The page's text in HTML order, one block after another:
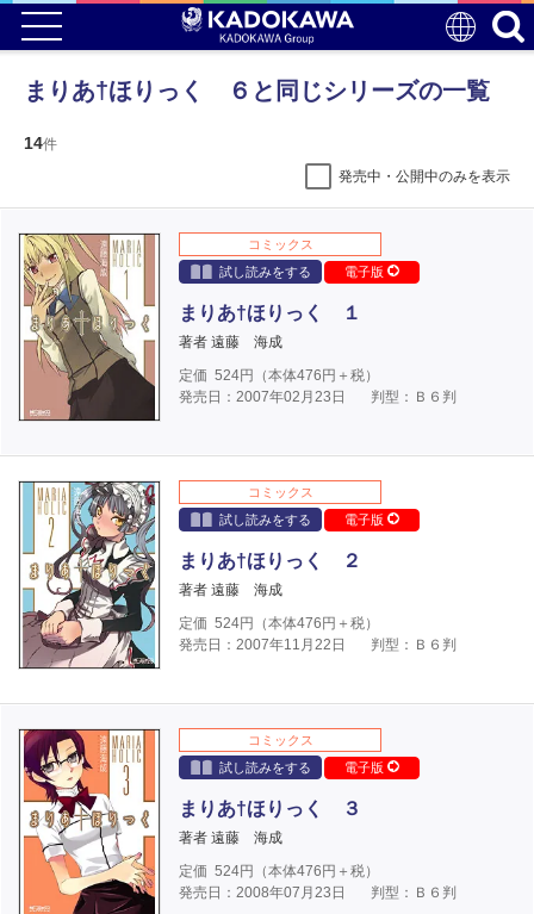
まりあ†ほりっく ６と同じシリーズの一覧
14件
発売中・公開中のみを表示
コミックス
試し読みをする
電子版
まりあ†ほりっく １
著者 遠藤 海成
定価 524円（本体476 円＋税）
発売日：2007年02月23日
判型：Ｂ６判
コミックス
試し読みをする
電子版
まりあ†ほりっく ２
著者 遠藤 海成
定価 524円（本体476 円＋税）
発売日：2007年11月22日
判型：Ｂ６判
コミックス
試し読みをする
電子版
まりあ†ほりっく ３
著者 遠藤 海成
定価 524円（本体476 円＋税）
発売日：2008年07月23日
判型：Ｂ６判